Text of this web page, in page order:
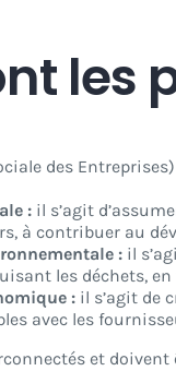
les
des
: il s’agit
à contribuer au
: il
les déchets,
: il s’agit de
avec les
et doivent